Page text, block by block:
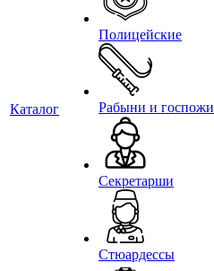
Каталог
Полицейские
Рабыни и госпожи
Секретарши
Стюардессы